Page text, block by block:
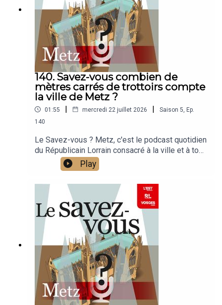
140. Savez-vous combien de
mètres carrés de trottoirs compte
la ville de Metz ?
01:55 | mercredi 22 juillet 2026 | Saison 5 Ep.
140
Le Savez-vous ? Metz, c'est le podcast quotidien
du Républicain Lorrain consacré à la ville et à tout
ce que vous ignorez sur elle.Un podcast raconté
par Jean-Marie Russe basé sur les articles
Play